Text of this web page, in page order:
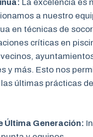
La excelencia es
a nuestro
en técnicas de
críticas en
y más. Esto nos
últimas prácticas
Última Generación: